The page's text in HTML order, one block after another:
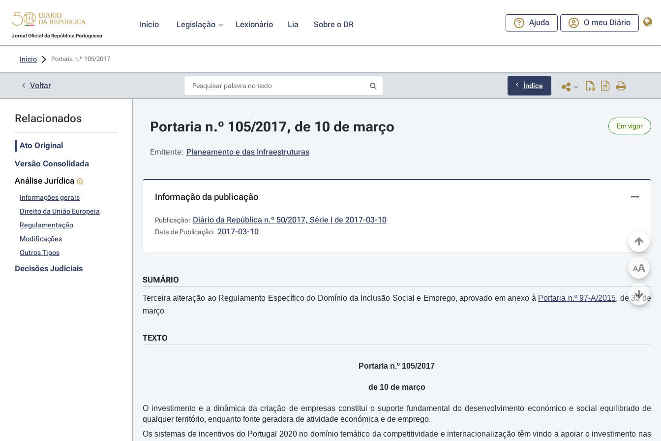
Jornal Oficial da República Portuguesa
Início Legislação Lexionário Lia Sobre o DR Ajuda O meu Diário
Início Portaria n.º 105/2017
Voltar Índice
Relacionados
Ato Original
Versão Consolidada
Análise Jurídica
Informações gerais
Direito da União Europeia
Regulamentação
Modificações
Outros Tipos
Decisões Judiciais
Portaria n.º 105/2017, de 10 de março Em vigor
Emitente: Planeamento e das Infraestruturas
Informação da publicação
Publicação: Diário da República n.º 50/2017, Série I de 2017-03-10
Data de Publicação: 2017-03-10
SUMÁRIO
Terceira alteração ao Regulamento Específico do Domínio da Inclusão Social e Emprego, aprovado em anexo à Portaria n.º 97-A/2015, de 30 de
março
TEXTO
Portaria n.º 105/2017
de 10 de março
O investimento e a dinâmica da criação de empresas constitui o suporte fundamental do desenvolvimento económico e social equilibrado de
qualquer território, enquanto fonte geradora de atividade económica e de emprego.
Os sistemas de incentivos do Portugal 2020 no domínio temático da competitividade e internacionalização têm vindo a apoiar o investimento nas
AA